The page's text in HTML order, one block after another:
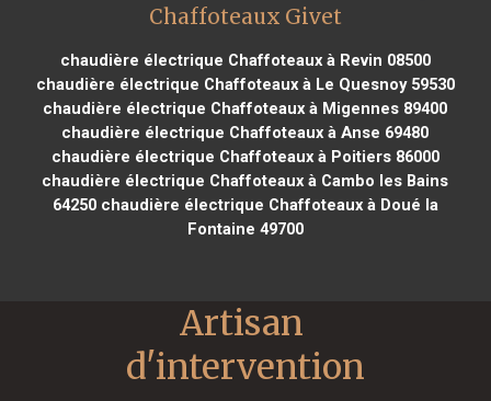
Chaffoteaux Givet
chaudière électrique Chaffoteaux à Revin 08500
chaudière électrique Chaffoteaux à Le Quesnoy 59530
chaudière électrique Chaffoteaux à Migennes 89400
chaudière électrique Chaffoteaux à Anse 69480
chaudière électrique Chaffoteaux à Poitiers 86000
chaudière électrique Chaffoteaux à Cambo les Bains
64250chaudière électrique Chaffoteaux à Doué la
Fontaine 49700
Artisan
d'intervention